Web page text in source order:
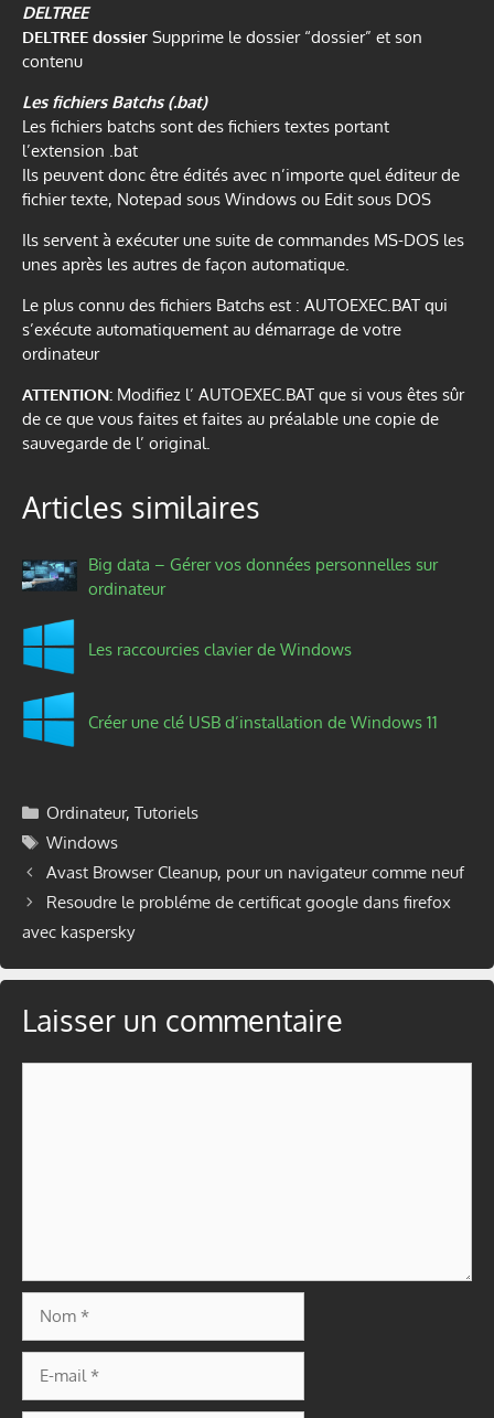
DELTREE
DELTREE dossier Supprime le dossier “dossier” et son
contenu
Les fichiers Batchs (.bat)
Les fichiers batchs sont des fichiers textes portant
l’extension .bat
Ils peuvent donc être édités avec n’importe quel éditeur de
fichier texte, Notepad sous Windows ou Edit sous DOS
Ils servent à exécuter une suite de commandes MS-DOS les
unes après les autres de façon automatique.
Le plus connu des fichiers Batchs est : AUTOEXEC.BAT qui
s’exécute automatiquement au démarrage de votre
ordinateur
ATTENTION: Modifiez l’ AUTOEXEC.BAT que si vous êtes sûr
de ce que vous faites et faites au préalable une copie de
sauvegarde de l’ original.
Articles similaires
Big data – Gérer vos données personnelles sur
ordinateur
Les raccourcies clavier de Windows
Créer une clé USB d’installation de Windows 11
Catégories
Ordinateur, Tutoriels
Étiquettes
Windows
Avast Browser Cleanup, pour un navigateur comme neuf
Resoudre le probléme de certificat google dans firefox
avec kaspersky
Laisser un commentaire
mail